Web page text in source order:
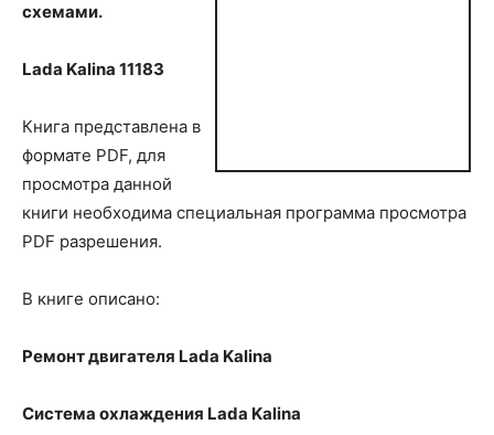
схемами.
Lada Kalina 11183
Книга представлена в
формате PDF, для
просмотра данной
книги необходима специальная программа просмотра
PDF разрешения.
В книге описано:
Ремонт двигателя Lada Kalina
Система охлаждения Lada Kalina